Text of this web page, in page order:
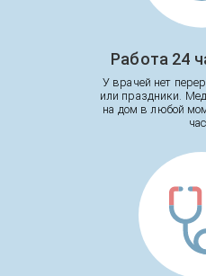
Работа 24
У врачей нет
или праздники.
на дом в любой